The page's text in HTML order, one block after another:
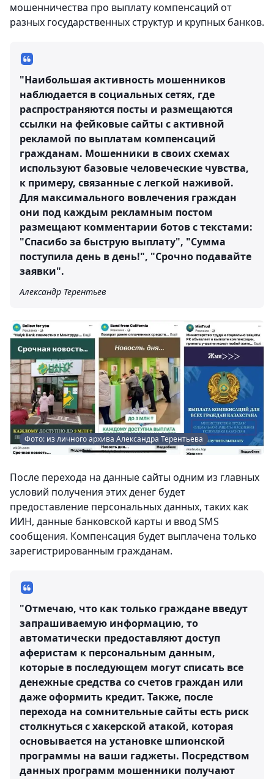
мошенничества про выплату компенсаций от
разных государственных структур и крупных банков.
"Наибольшая активность мошенников
наблюдается в социальных сетях, где
распространяются посты и размещаются
ссылки на фейковые сайты с активной
рекламой по выплатам компенсаций
гражданам. Мошенники в своих схемах
используют базовые человеческие чувства,
к примеру, связанные с легкой наживой.
Для максимального вовлечения граждан
они под каждым рекламным постом
размещают комментарии ботов с текстами:
"Спасибо за быструю выплату", "Сумма
поступила день в день!", "Срочно подавайте
заявки".
Александр Терентьев
Фото: из личного архива Александра Терентьева
После перехода на данные сайты одним из главных
условий получения этих денег будет
предоставление персональных данных, таких как
ИИН, данные банковской карты и ввод SMS
сообщения. Компенсация будет выплачена только
зарегистрированным гражданам.
"Отмечаю, что как только граждане введут
запрашиваемую информацию, то
автоматически предоставляют доступ
аферистам к персональным данным,
которые в последующем могут списать все
денежные средства со счетов граждан или
даже оформить кредит. Также, после
перехода на сомнительные сайты есть риск
столкнуться с хакерской атакой, которая
основывается на установке шпионской
программы на ваши гаджеты. Посредством
данных программ мошенники получают